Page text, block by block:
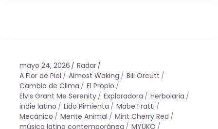
mayo 24, 2026
Radar
A Flor de Piel
Almost Waking
Bill Orcutt
Cambio de Clima
El Propio
Elvis Grant Me Serenity
Exploradora
Herbolaria
indie latino
Lido Pimienta
Mabe Fratti
Mecánico
Mente Animal
Mint Cherry Red
música latina contemporánea
MYUKO